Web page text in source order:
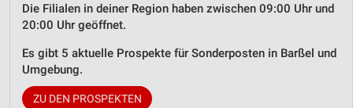
Die Filialen in deiner Region haben zwischen 09:00 Uhr und
20:00 Uhr geöffnet.
Es gibt 5 aktuelle Prospekte für Sonderposten in Barßel und
Umgebung.
ZU DEN PROSPEKTEN